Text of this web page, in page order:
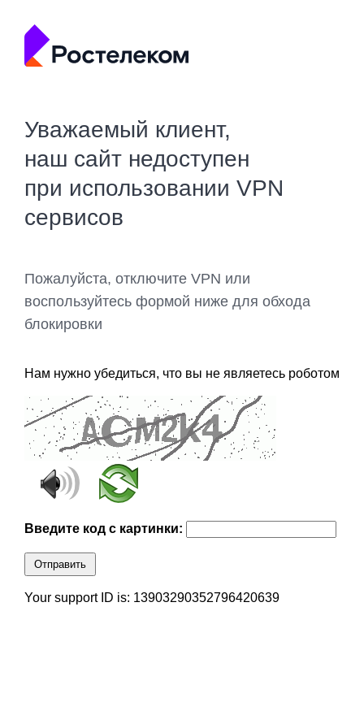
Уважаемый клиент,
наш сайт недоступен
при использовании VPN
сервисов
Пожалуйста, отключите VPN или
воспользуйтесь формой ниже для обхода
блокировки
Нам нужно убедиться, что вы не являетесь роботом
Введите код с картинки:
Отправить
Your support ID is: 13903290352796420639